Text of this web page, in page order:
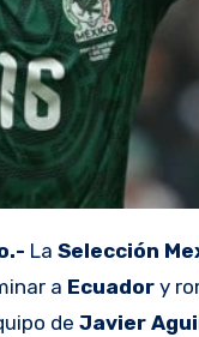
La Selección
a Ecuador y
de Javier